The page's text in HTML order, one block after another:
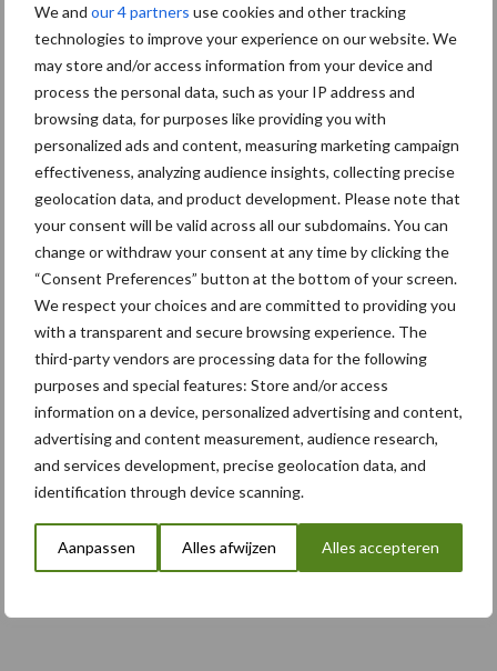
We and our 4 partners use cookies and other tracking
technologies to improve your experience on our website. We
may store and/or access information from your device and
process the personal data, such as your IP address and
browsing data, for purposes like providing you with
personalized ads and content, measuring marketing campaign
effectiveness, analyzing audience insights, collecting precise
geolocation data, and product development. Please note that
your consent will be valid across all our subdomains. You can
change or withdraw your consent at any time by clicking the
“Consent Preferences” button at the bottom of your screen.
We respect your choices and are committed to providing you
with a transparent and secure browsing experience. The
third-party vendors are processing data for the following
purposes and special features: Store and/or access
information on a device, personalized advertising and content,
advertising and content measurement, audience research,
and services development, precise geolocation data, and
identification through device scanning.
Aanpassen Alles afwijzen Alles accepteren
marktsegmenten
5 aug
Caterpillar breidt gamma
elektrische bulldozers uit
Toon meer
Footer Onze brandpartners